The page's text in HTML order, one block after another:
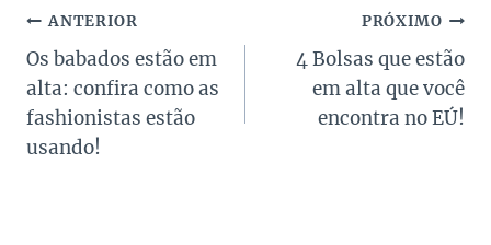
Navegação
de
Post
ANTERIOR
Os babados estão em
alta: confira como as
fashionistas estão
usando!
PRÓXIMO
4 Bolsas que estão
em alta que você
encontra no EÚ!